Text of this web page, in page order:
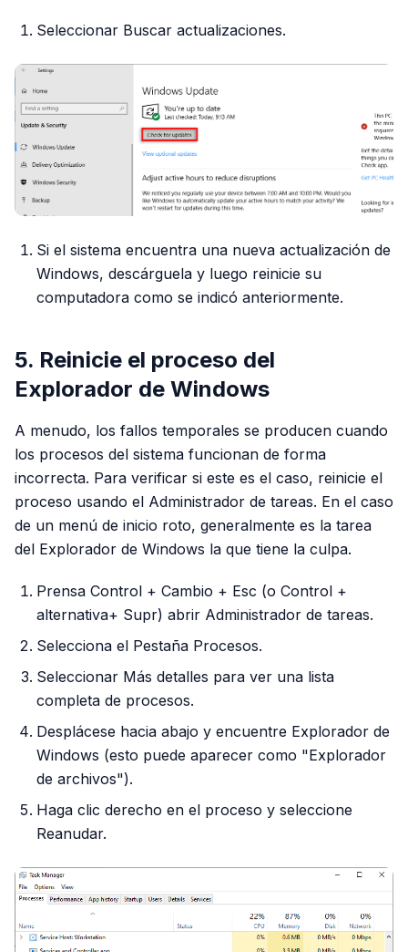
Seleccionar Buscar actualizaciones.
Si el sistema encuentra una nueva actualización de
Windows, descárguela y luego reinicie su
computadora como se indicó anteriormente.
5. Reinicie el proceso del
Explorador de Windows
A menudo, los fallos temporales se producen cuando
los procesos del sistema funcionan de forma
incorrecta. Para verificar si este es el caso, reinicie el
proceso usando el Administrador de tareas. En el caso
de un menú de inicio roto, generalmente es la tarea
del Explorador de Windows la que tiene la culpa.
Prensa Control + Cambio + Esc (o Control +
alternativa+ Supr) abrir Administrador de tareas.
Selecciona el Pestaña Procesos.
Seleccionar Más detalles para ver una lista
completa de procesos.
Desplácese hacia abajo y encuentre Explorador de
Windows (esto puede aparecer como "Explorador
de archivos").
Haga clic derecho en el proceso y seleccione
Reanudar.